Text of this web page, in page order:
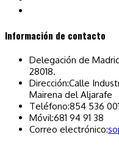
Información de contacto
Delegación de
28018.
Dirección:Calle
Mairena del Aljarafe
Teléfono:854 536 001
Móvil:681 94 91 38
Correo electrónico: